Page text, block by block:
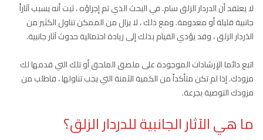
لا يعتقد أن الدردار الزلق سام. في البحث الذي تم إجراؤه ، ثبت أنه يسبب آثاراً
جانبية قليلة أو معدومة. ومع ذلك ، لا يزال من الممكن تناول الكثير من
الدَردار الزلق ، وقد يؤدي القيام بذلك إلى زيادة احتمالية حدوث آثار جانبية.
اتبع دائما الإرشادات الموجودة على ملصق الملحق أو تلك التي قدمها لك
مزودك. إذا لم تكن متأكداً من الكمية الآمنة التي يجب تناولها ، فاطلب من
مزودك التوصية بجرعة.
ما هي الآثار الجانبية للدردار الزلق؟